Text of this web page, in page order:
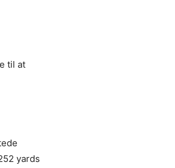
til at
yards